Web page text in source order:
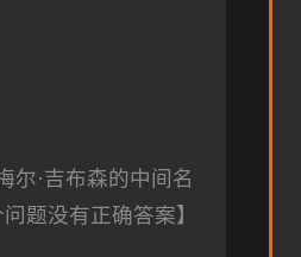
尔·吉布森的中间名
题没有正确答案】